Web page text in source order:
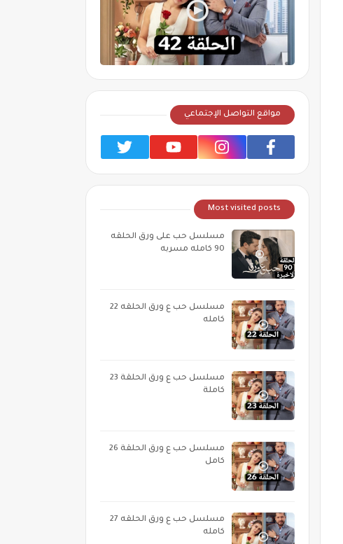
مواقع التواصل الإجتماعي
Most visited posts
مسلسل حب على ورق الحلقه
90 كامله مسربه
مسلسل حب ع ورق الحلقه 22
كامله
مسلسل حب ع ورق الحلقة 23
كاملة
مسلسل حب ع ورق الحلقة 26
كامل
مسلسل حب ع ورق الحلقه 27
كامله